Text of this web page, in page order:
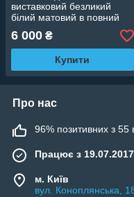
виставковий безликий
білий матовий в повний
зріст, 120 см (+ Відео)
6 000 ₴
Купити
Про нас
96% позитивних з 55
Працює з 19.07.2017
м. Київ
вул. Коноплянська,